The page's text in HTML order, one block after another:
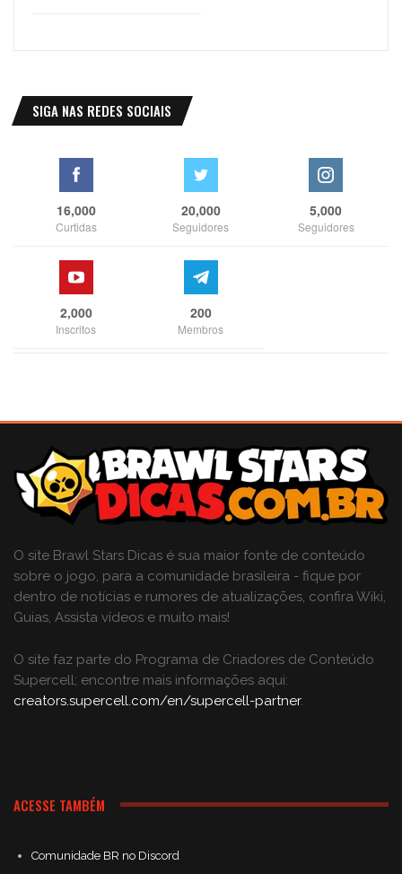
SIGA NAS REDES SOCIAIS
16,000
Curtidas
20,000
Seguidores
5,000
Seguidores
2,000
Inscritos
200
Membros
O site Brawl Stars Dicas é sua maior fonte de conteúdo
sobre o jogo, para a comunidade brasileira - fique por
dentro de notícias e rumores de atualizações, confira Wiki,
Guias, Assista vídeos e muito mais!
O site faz parte do Programa de Criadores de Conteúdo
Supercell; encontre mais informações aqui:
creators.supercell.com/en/supercell-partner.
ACESSE TAMBÉM
Comunidade BR no Discord